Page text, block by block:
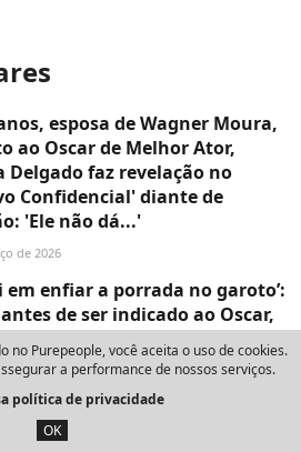
esposa de Wagner Moura,
ao Oscar de Melhor Ator,
Delgado faz revelação no
Confidencial' diante de
'Ele não dá...'
de 2026
em enfiar a porrada no garoto’:
de ser indicado ao Oscar,
Moura enfrentou uma
humilhante nas mãos do
na TV’
de 2026
no Purepeople, você aceita o uso de cookies.
a performance de nossos serviços.
política de privacidade
OK